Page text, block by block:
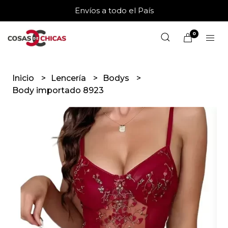
Envíos a todo el País
0
Inicio Lencería
Bodys
Body importado 8923